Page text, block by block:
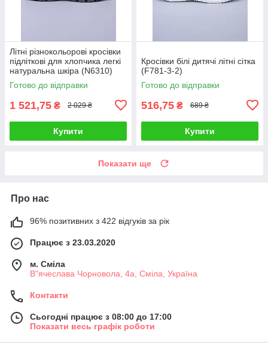
Літні різнокольорові кросівки
підліткові для хлопчика легкі
натуральна шкіра (N6310)
Готово до відправки
1 521,75 ₴ 2 029 ₴
Купити
Кросівки білі дитячі літні сітка
(F781-3-2)
Готово до відправки
516,75 ₴ 689 ₴
Купити
Показати ще
Про нас
96% позитивних з 422 відгуків за рік
Працює з 23.03.2020
м. Сміла
В"ячеслава Чорновола, 4а, Сміла, Україна
Контакти
Сьогодні працює з 08:00 до 17:00
Показати весь графік роботи